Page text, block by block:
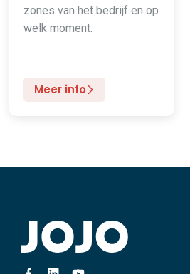
zones van het bedrijf en op
welk moment.
Meer info